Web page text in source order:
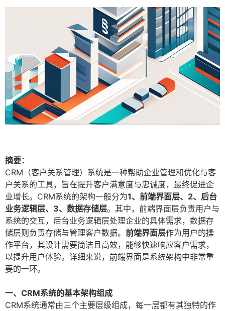
摘要：
CRM（客户关系管理）系统是一种帮助企业管理和优化与客
户关系的工具，旨在提升客户满意度与忠诚度，最终促进企
业增长。CRM系统的架构一般分为1、前端界面层、2、后台
业务逻辑层、3、数据存储层。其中，前端界面层负责用户与
系统的交互，后台业务逻辑层处理企业的具体需求，数据存
储层则负责存储与管理客户数据。 前端界面层作为用户的操
作平台，其设计需要简洁且高效，能够快速响应客户需求，
以提升用户体验。详细来说，前端界面是系统架构中非常重
要的一环。
一、CRM系统的基本架构组成
CRM系统通常由三个主要层级组成，每一层都有其独特的作